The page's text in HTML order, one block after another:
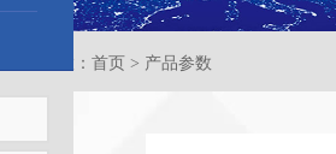
当前位置：首页 > 产品参数